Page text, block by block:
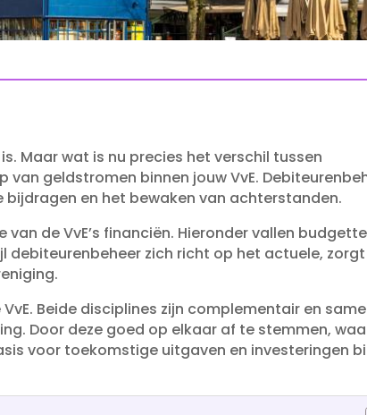
Maar wat is nu precies het verschil tussen
geldstromen binnen jouw VvE.​
en het bewaken van achterstanden.​
de VvE’s financiën.​ Hieronder vallen
debiteurenbeheer zich richt op het actuele, zorgt
Beide disciplines zijn complementair en
Door deze goed op elkaar af te stemmen,
voor toekomstige uitgaven en investeringen